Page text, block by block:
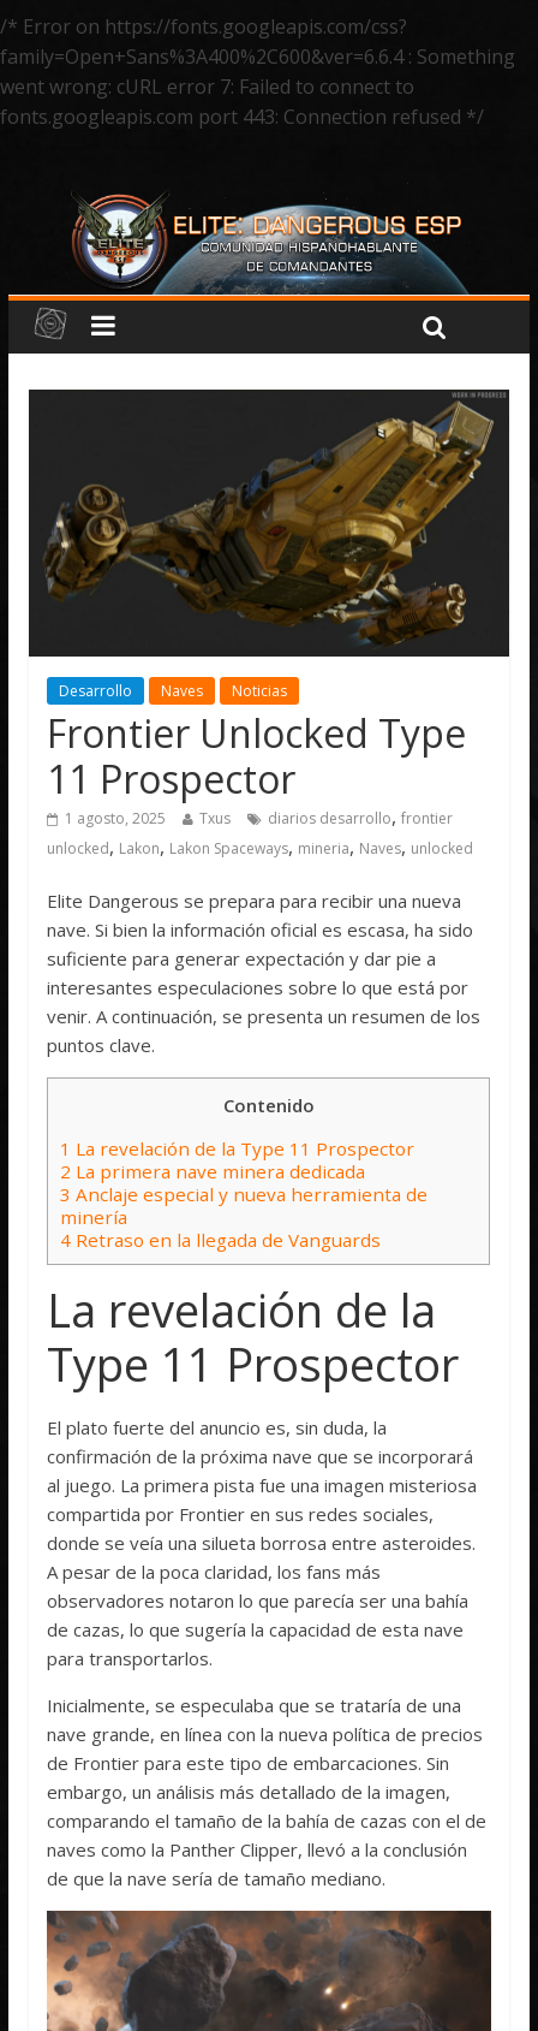
/* Error on https://fonts.googleapis.com/css?
family=Open+Sans%3A400%2C600&ver=6.6.4 : Something
went wrong: cURL error 7: Failed to connect to
fonts.googleapis.com port 443: Connection refused */
Desarrollo Naves Noticias
Frontier Unlocked Type
11 Prospector
1 agosto, 2025 Txus diarios desarrollo,frontier
unlocked, Lakon, Lakon Spaceways, mineria, Naves, unlocked
Elite Dangerous se prepara para recibir una nueva
nave. Si bien la información oficial es escasa, ha sido
suficiente para generar expectación y dar pie a
interesantes especulaciones sobre lo que está por
venir. A continuación, se presenta un resumen de los
puntos clave.
Contenido
1 La revelación de la Type 11 Prospector
2 La primera nave minera dedicada
3 Anclaje especial y nueva herramienta de
minería
4 Retraso en la llegada de Vanguards
La revelación de la
Type 11 Prospector
El plato fuerte del anuncio es, sin duda, la
confirmación de la próxima nave que se incorporará
al juego. La primera pista fue una imagen misteriosa
compartida por Frontier en sus redes sociales,
donde se veía una silueta borrosa entre asteroides.
A pesar de la poca claridad, los fans más
observadores notaron lo que parecía ser una bahía
de cazas, lo que sugería la capacidad de esta nave
para transportarlos.
Inicialmente, se especulaba que se trataría de una
nave grande, en línea con la nueva política de precios
de Frontier para este tipo de embarcaciones. Sin
embargo, un análisis más detallado de la imagen,
comparando el tamaño de la bahía de cazas con el de
naves como la Panther Clipper, llevó a la conclusión
de que la nave sería de tamaño mediano.